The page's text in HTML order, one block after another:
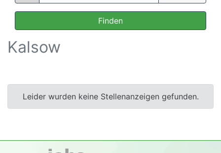
Finden
Kalsow
Leider wurden keine Stellenanzeigen gefunden.